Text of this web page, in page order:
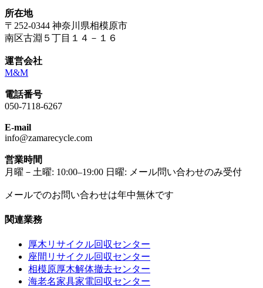
所在地
〒252-0344 神奈川県相模原市
南区古淵５丁目１４－１６
運営会社
M&M
電話番号
050-7118-6267
E-mail
info@zamarecycle.com
営業時間
月曜－土曜: 10:00–19:00 日曜: メール問い合わせのみ受付
メールでのお問い合わせは年中無休です
関連業務
厚木リサイクル回収センター
座間リサイクル回収センター
相模原厚木解体撤去センター
海老名家具家電回収センター